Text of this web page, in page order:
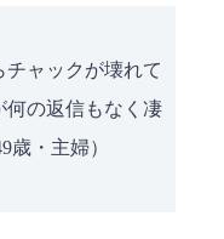
チャックが壊れて
何の返信もなく凄
歳・主婦）